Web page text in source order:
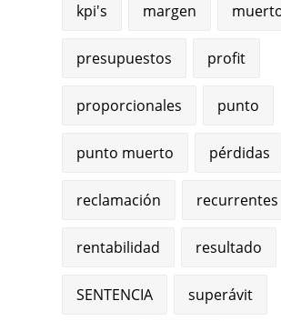
kpi's margen
presupuestos profit
proporcionales punto
punto muerto pérdidas
reclamación recurrentes
rentabilidad resultado
SENTENCIA superávit